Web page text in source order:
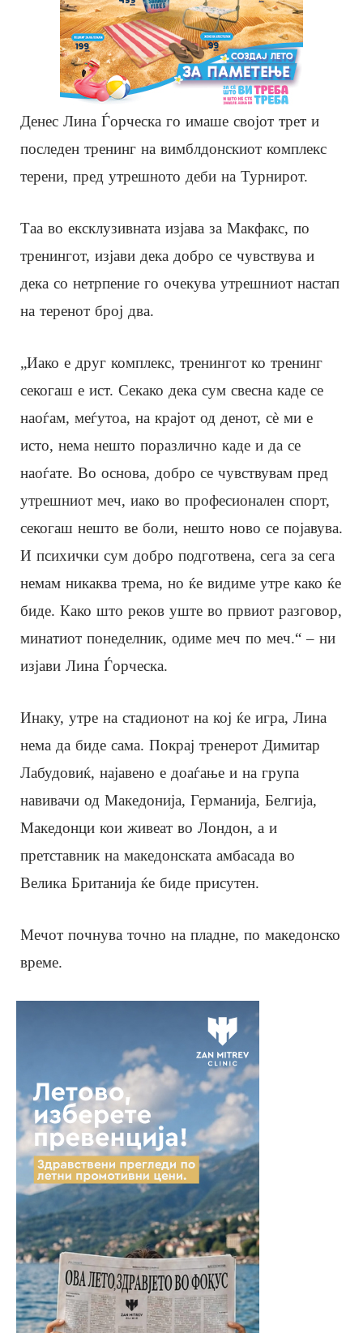
Денес Лина Ѓорческа го имаше својот трет и
последен тренинг на вимблдонскиот комплекс
терени, пред утрешното деби на Турнирот.
Таа во ексклузивната изјава за Макфакс, по
тренингот, изјави дека добро се чувствува и
дека со нетрпение го очекува утрешниот настап
на теренот број два.
„Иако е друг комплекс, тренингот ко тренинг
секогаш е ист. Секако дека сум свесна каде се
наоѓам, меѓутоа, на крајот од денот, сè ми е
исто, нема нешто поразлично каде и да се
наоѓате. Во основа, добро се чувствувам пред
утрешниот меч, иако во професионален спорт,
секогаш нешто ве боли, нешто ново се појавува.
И психички сум добро подготвена, сега за сега
немам никаква трема, но ќе видиме утре како ќе
биде. Како што реков уште во првиот разговор,
минатиот понеделник, одиме меч по меч.“ – ни
изјави Лина Ѓорческа.
Инаку, утре на стадионот на кој ќе игра, Лина
нема да биде сама. Покрај тренерот Димитар
Лабудовиќ, најавено е доаѓање и на група
навивачи од Македонија, Германија, Белгија,
Македонци кои живеат во Лондон, а и
претставник на македонската амбасада во
Велика Британија ќе биде присутен.
Мечот почнува точно на пладне, по македонско
време.